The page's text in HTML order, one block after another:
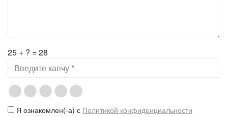
25 + ? = 28
Я ознакомлен(-а) с Политикой конфиденциальности